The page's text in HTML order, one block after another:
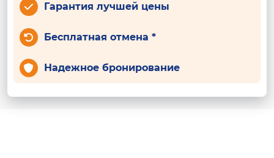
Гарантия лучшей цены
Бесплатная отмена *
Надежное бронирование